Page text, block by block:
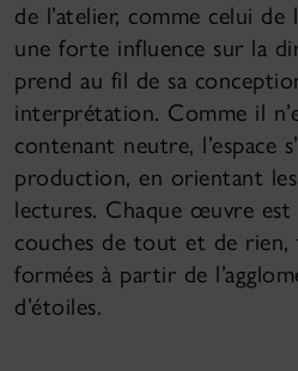
de l’atelier, comme celui
une forte influence sur la
prend au fil de sa
interprétation. Comme il
contenant neutre, l’espace
production, en orientant
lectures. Chaque œuvre est
couches de tout et de rien,
formées à partir de
d’étoiles.